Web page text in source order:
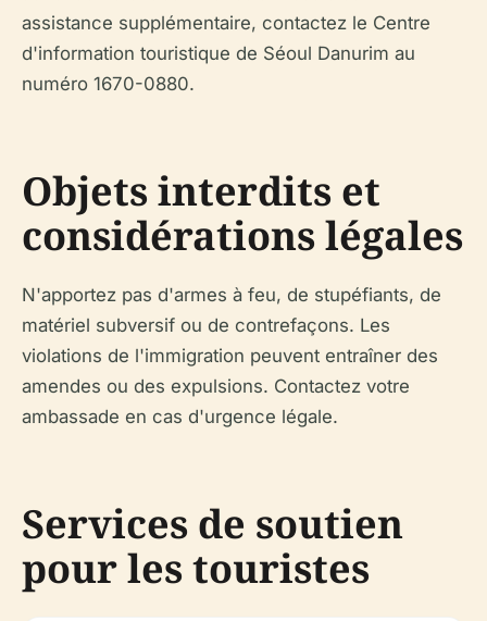
assistance supplémentaire, contactez le Centre
d'information touristique de Séoul Danurim au
numéro 1670-0880.
Objets interdits et
considérations légales
N'apportez pas d'armes à feu, de stupéfiants, de
matériel subversif ou de contrefaçons. Les
violations de l'immigration peuvent entraîner des
amendes ou des expulsions. Contactez votre
ambassade en cas d'urgence légale.
Services de soutien
pour les touristes